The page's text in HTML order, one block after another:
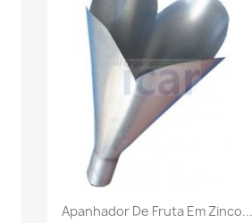
Apanhador De Fruta Em Zinco...
Vista rápida